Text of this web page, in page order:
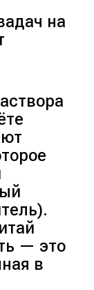
на
— это
в